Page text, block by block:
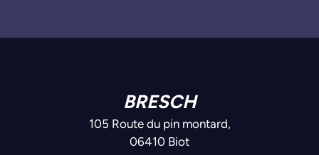
BRESCH
105 Route du pin montard,
06410 Biot